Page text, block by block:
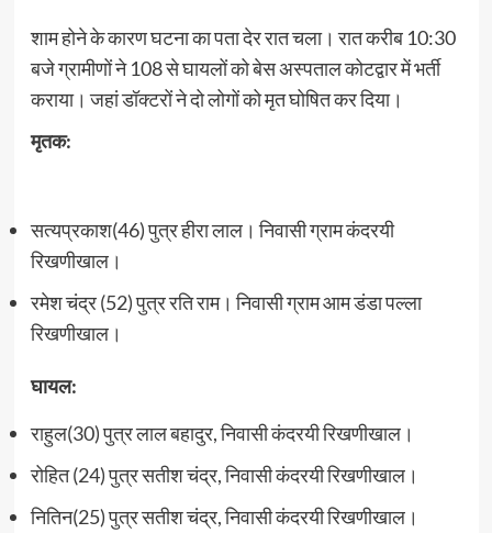
शाम होने के कारण घटना का पता देर रात चला। रात करीब 10:30
बजे ग्रामीणों ने 108 से घायलों को बेस अस्पताल कोटद्वार में भर्ती
कराया। जहां डॉक्टरों ने दो लोगों को मृत घोषित कर दिया।
मृतक:
सत्यप्रकाश(46) पुत्र हीरा लाल। निवासी ग्राम कंदरयी
रिखणीखाल।
रमेश चंद्र (52) पुत्र रति राम। निवासी ग्राम आम डंडा पल्ला
रिखणीखाल।
घायल:
राहुल(30) पुत्र लाल बहादुर, निवासी कंदरयी रिखणीखाल।
रोहित (24) पुत्र सतीश चंद्र, निवासी कंदरयी रिखणीखाल।
नितिन(25) पुत्र सतीश चंद्र, निवासी कंदरयी रिखणीखाल।